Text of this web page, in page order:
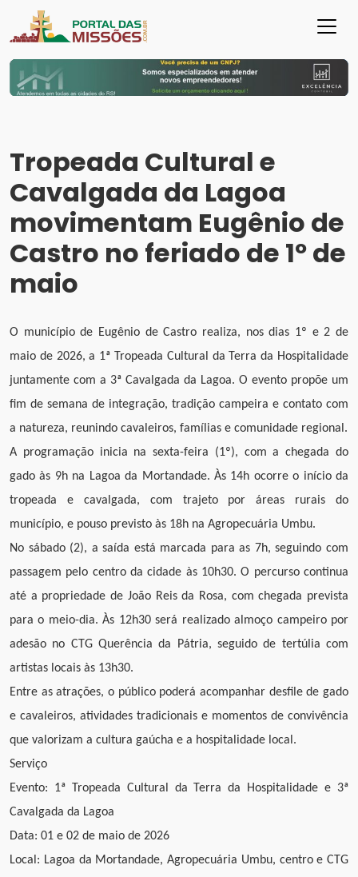
Tropeada Cultural e
Cavalgada da Lagoa
movimentam Eugênio de
Castro no feriado de 1º de
maio
O município de Eugênio de Castro realiza, nos dias 1º e 2 de
maio de 2026, a 1ª Tropeada Cultural da Terra da Hospitalidade
juntamente com a 3ª Cavalgada da Lagoa. O evento propõe um
fim de semana de integração, tradição campeira e contato com
a natureza, reunindo cavaleiros, famílias e comunidade regional.
A programação inicia na sexta-feira (1º), com a chegada do
gado às 9h na Lagoa da Mortandade. Às 14h ocorre o início da
tropeada e cavalgada, com trajeto por áreas rurais do
município, e pouso previsto às 18h na Agropecuária Umbu.
No sábado (2), a saída está marcada para as 7h, seguindo com
passagem pelo centro da cidade às 10h30. O percurso continua
até a propriedade de João Reis da Rosa, com chegada prevista
para o meio-dia. Às 12h30 será realizado almoço campeiro por
adesão no CTG Querência da Pátria, seguido de tertúlia com
artistas locais às 13h30.
Entre as atrações, o público poderá acompanhar desfile de gado
e cavaleiros, atividades tradicionais e momentos de convivência
que valorizam a cultura gaúcha e a hospitalidade local.
Serviço
Evento: 1ª Tropeada Cultural da Terra da Hospitalidade e 3ª
Cavalgada da Lagoa
Data: 01 e 02 de maio de 2026
Local: Lagoa da Mortandade, Agropecuária Umbu, centro e CTG